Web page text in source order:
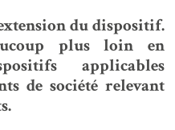
du dispositif.
plus loin en
applicables
de société relevant